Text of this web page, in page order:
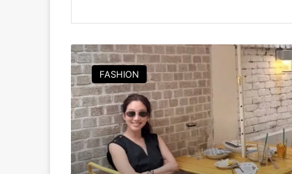
정
려
원
픽
,
더
운
여
름
FASHION